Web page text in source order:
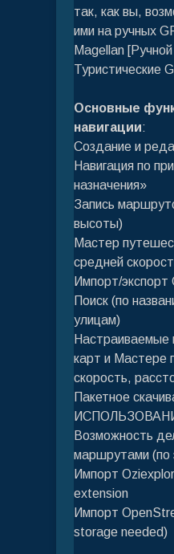
так, как вы,
ими на ручных
Magellan
Туристические
Основные
навигации:
Создание и
Навигация по
назначения»
Запись
высоты)
Мастер
средней
Импорт/
Поиск (по
улицам)
Настраиваемые
карт и Мастере
скорость,
Пакетное
Возможность
маршрутами (по
Импорт
extension
Импорт
storage needed)